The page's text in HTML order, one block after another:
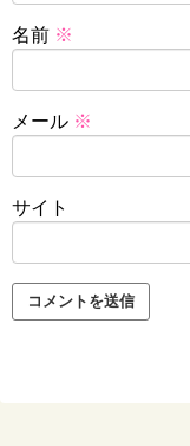
名前 ※
メール ※
サイト